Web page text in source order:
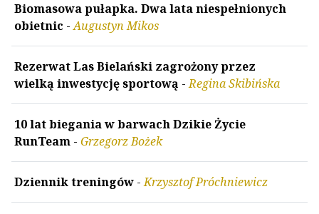
Biomasowa pułapka. Dwa lata niespełnionych
obietnic -Augustyn Mikos
Rezerwat Las Bielański zagrożony przez
wielką inwestycję sportową -Regina Skibińska
10 lat biegania w barwach Dzikie Życie
RunTeam - Grzegorz Bożek
Dziennik treningów -Krzysztof Próchniewicz